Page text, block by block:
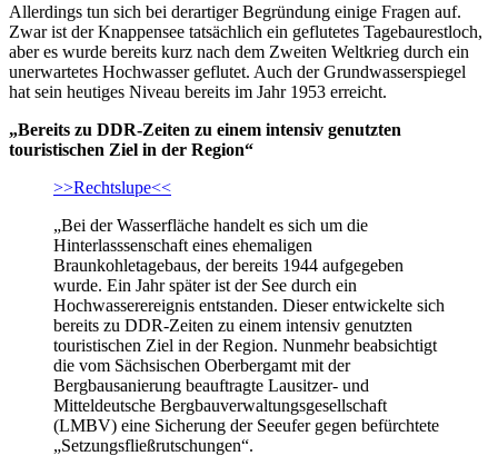
Allerdings tun sich bei derartiger Begründung einige Fragen auf.
Zwar ist der Knappensee tatsächlich ein geflutetes Tagebaurestloch,
aber es wurde bereits kurz nach dem Zweiten Weltkrieg durch ein
unerwartetes Hochwasser geflutet. Auch der Grundwasserspiegel
hat sein heutiges Niveau bereits im Jahr 1953 erreicht.
„Bereits zu DDR-Zeiten zu einem intensiv genutzten
touristischen Ziel in der Region“
>>Rechtslupe<<
„Bei der Wasserfläche handelt es sich um die
Hinterlasssenschaft eines ehemaligen
Braunkohletagebaus, der bereits 1944 aufgegeben
wurde. Ein Jahr später ist der See durch ein
Hochwasserereignis entstanden. Dieser entwickelte sich
bereits zu DDR-Zeiten zu einem intensiv genutzten
touristischen Ziel in der Region. Nunmehr beabsichtigt
die vom Sächsischen Oberbergamt mit der
Bergbausanierung beauftragte Lausitzer- und
Mitteldeutsche Bergbauverwaltungsgesellschaft
(LMBV) eine Sicherung der Seeufer gegen befürchtete
„Setzungsfließrutschungen“.